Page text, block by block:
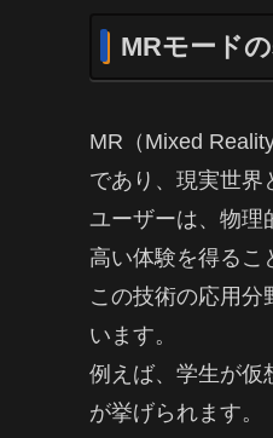
MRモード
MR（Mixed
であり、現実世界
ユーザーは、物理
高い体験を得るこ
この技術の応用分
います。
例えば、学生が仮
が挙げられます。